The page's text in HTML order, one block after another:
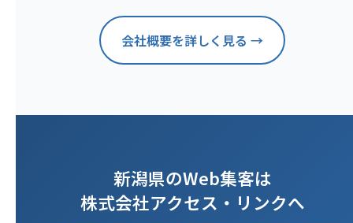
会社概要を詳しく見る →
新潟県のWeb集客は
株式会社アクセス・リンクへ